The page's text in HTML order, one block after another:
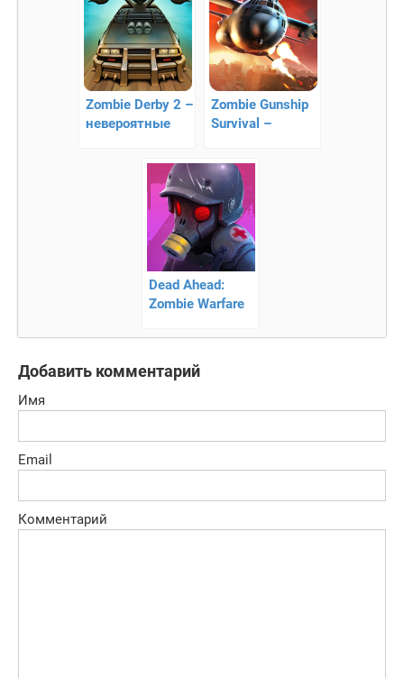
Zombie Derby 2 –
невероятные
Zombie Gunship
Survival –
зомби с
воздуха!
Dead Ahead:
Zombie Warfare
зомби!
Добавить комментарий
Имя
Email
Комментарий